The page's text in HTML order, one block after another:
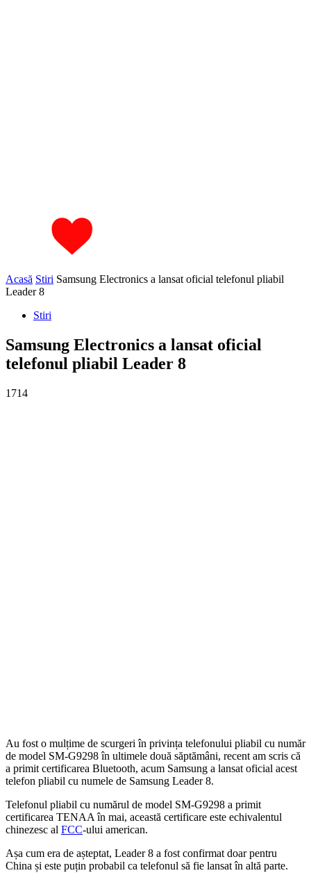
Acasă Stiri Samsung Electronics a lansat oficial telefonul pliabil
Leader 8
Stiri
Samsung Electronics a lansat oficial
telefonul pliabil Leader 8
1714
Au fost o mulțime de scurgeri în privința telefonului pliabil cu număr
de model SM-G9298 în ultimele două săptămâni, recent am scris că
a primit certificarea Bluetooth, acum Samsung a lansat oficial acest
telefon pliabil cu numele de Samsung Leader 8.
Telefonul pliabil cu numărul de model SM-G9298 a primit
certificarea TENAA în mai, această certificare este echivalentul
chinezesc al FCC-ului american.
Așa cum era de așteptat, Leader 8 a fost confirmat doar pentru
China și este puțin probabil ca telefonul să fie lansat în altă parte.